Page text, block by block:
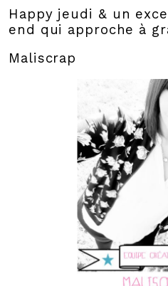
Happy jeudi & un
end qui approche à
Maliscrap